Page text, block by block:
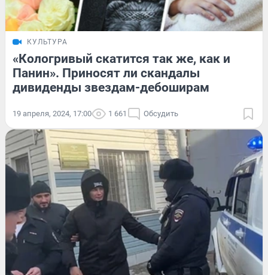
КУЛЬТУРА
«Кологривый скатится так же, как и
Панин». Приносят ли скандалы
дивиденды звездам-дебоширам
19 апреля, 2024, 17:00 1 661 Обсудить